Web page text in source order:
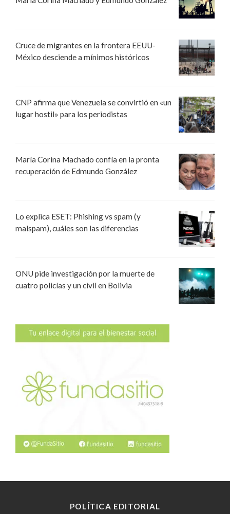
Cruce de migrantes en la frontera EEUU-
México desciende a mínimos históricos
CNP afirma que Venezuela se convirtió en «un
lugar hostil» para los periodistas
María Corina Machado confía en la pronta
recuperación de Edmundo González
Lo explica ESET: Phishing vs spam (y
malspam), cuáles son las diferencias
ONU pide investigación por la muerte de
cuatro policías y un civil en Bolivia
POLÍTICA EDITORIAL